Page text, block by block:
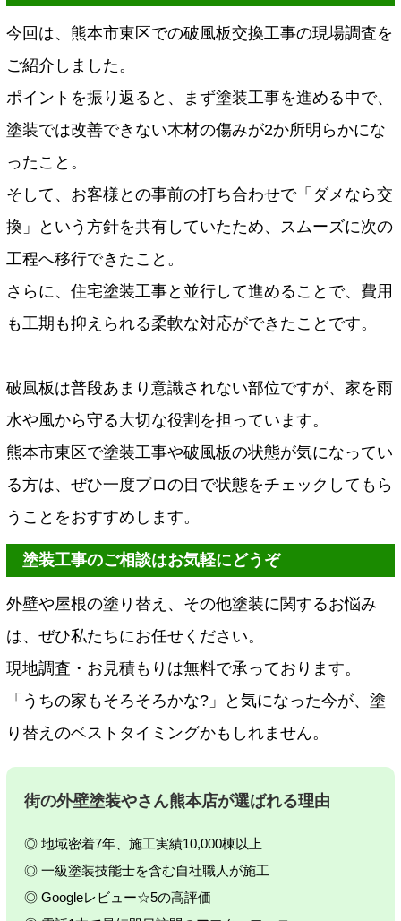
今回は、熊本市東区での破風板交換工事の現場調査を
ご紹介しました。
ポイントを振り返ると、まず塗装工事を進める中で、
塗装では改善できない木材の傷みが2か所明らかにな
ったこと。
そして、お客様との事前の打ち合わせで「ダメなら交
換」という方針を共有していたため、スムーズに次の
工程へ移行できたこと。
さらに、住宅塗装工事と並行して進めることで、費用
も工期も抑えられる柔軟な対応ができたことです。
破風板は普段あまり意識されない部位ですが、家を雨
水や風から守る大切な役割を担っています。
熊本市東区で塗装工事や破風板の状態が気になってい
る方は、ぜひ一度プロの目で状態をチェックしてもら
うことをおすすめします。
塗装工事のご相談はお気軽にどうぞ
外壁や屋根の塗り替え、その他塗装に関するお悩み
は、ぜひ私たちにお任せください。
現地調査・お見積もりは無料で承っております。
「うちの家もそろそろかな?」と気になった今が、塗
り替えのベストタイミングかもしれません。
街の外壁塗装やさん熊本店が選ばれる理由
◎ 地域密着7年、施工実績10,000棟以上
◎ 一級塗装技能士を含む自社職人が施工
◎ Googleレビュー☆5の高評価